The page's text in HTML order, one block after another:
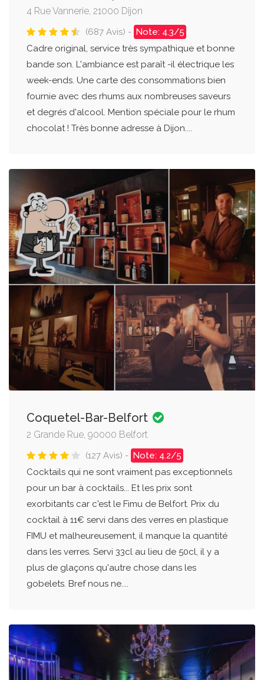
4 Rue Vannerie, 21000 Dijon
(687 Avis) - Note: 4.3/5
Cadre original, service très sympathique et bonne
bande son. L'ambiance est paraît -il électrique les
week-ends. Une carte des consommations bien
fournie avec des rhums aux nombreuses saveurs
et degrés d'alcool. Mention spéciale pour le rhum
chocolat ! Très bonne adresse à Dijon....
Coquetel-Bar-Belfort
2 Grande Rue, 90000 Belfort
(127 Avis) - Note: 4.2/5
Cocktails qui ne sont vraiment pas exceptionnels
pour un bar à cocktails... Et les prix sont
exorbitants car c'est le Fimu de Belfort. Prix du
cocktail à 11€ servi dans des verres en plastique
FIMU et malheureusement, il manque la quantité
dans les verres. Servi 33cl au lieu de 50cl, il y a
plus de glaçons qu'autre chose dans les
gobelets. Bref nous ne....